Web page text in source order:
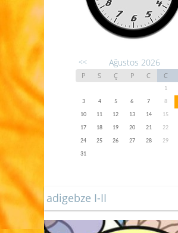
<< Ağustos 2026
P S Ç P C C
1
3
4 5 6 7 8
10
11 12 13 14 15
17
18 19 20 21 22
24
25 26 27 28 29
31
adigebze I-II